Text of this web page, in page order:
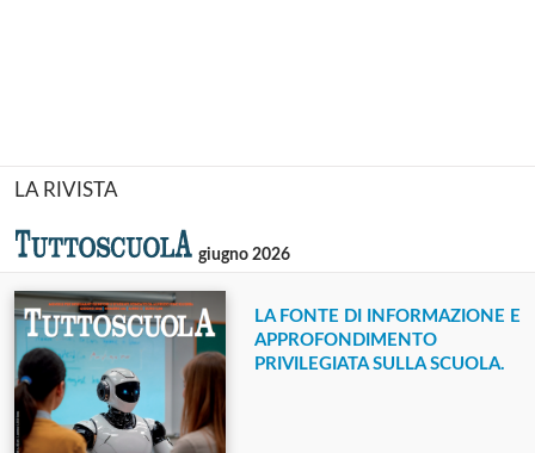
LA RIVISTA
giugno 2026
LA FONTE DI INFORMAZIONE E
APPROFONDIMENTO
PRIVILEGIATA SULLA SCUOLA.